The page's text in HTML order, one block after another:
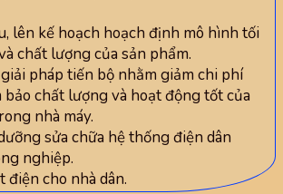
lên kế hoạch hoạch định mô hình tối
chất lượng của sản phẩm.
pháp tiến bộ nhằm giảm chi phí
chất lượng và hoạt động tốt của
nhà máy.
sửa chữa hệ thống điện dân
nghiệp.
cho nhà dân.